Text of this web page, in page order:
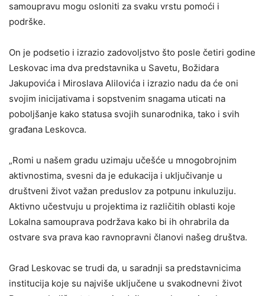
samoupravu mogu osloniti za svaku vrstu pomoći i
podrške.
On je podsetio i izrazio zadovoljstvo što posle četiri godine
Leskovac ima dva predstavnika u Savetu, Božidara
Jakupovića i Miroslava Alilovića i izrazio nadu da će oni
svojim inicijativama i sopstvenim snagama uticati na
poboljšanje kako statusa svojih sunarodnika, tako i svih
građana Leskovca.
„Romi u našem gradu uzimaju učešće u mnogobrojnim
aktivnostima, svesni da je edukacija i uključivanje u
društveni život važan preduslov za potpunu inkuluziju.
Aktivno učestvuju u projektima iz različitih oblasti koje
Lokalna samouprava podržava kako bi ih ohrabrila da
ostvare sva prava kao ravnopravni članovi našeg društva.
Grad Leskovac se trudi da, u saradnji sa predstavnicima
institucija koje su najviše uključene u svakodnevni život